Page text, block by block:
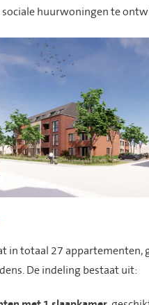
sociale huurwoningen te
in totaal 27 appartementen,
De indeling bestaat uit: